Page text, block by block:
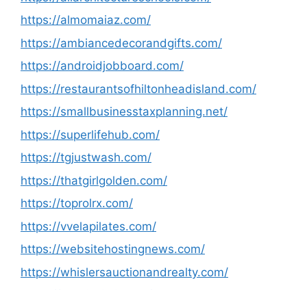
https://almomaiaz.com/
https://ambiancedecorandgifts.com/
https://androidjobboard.com/
https://restaurantsofhiltonheadisland.com/
https://smallbusinesstaxplanning.net/
https://superlifehub.com/
https://tgjustwash.com/
https://thatgirlgolden.com/
https://toprolrx.com/
https://vvelapilates.com/
https://websitehostingnews.com/
https://whislersauctionandrealty.com/